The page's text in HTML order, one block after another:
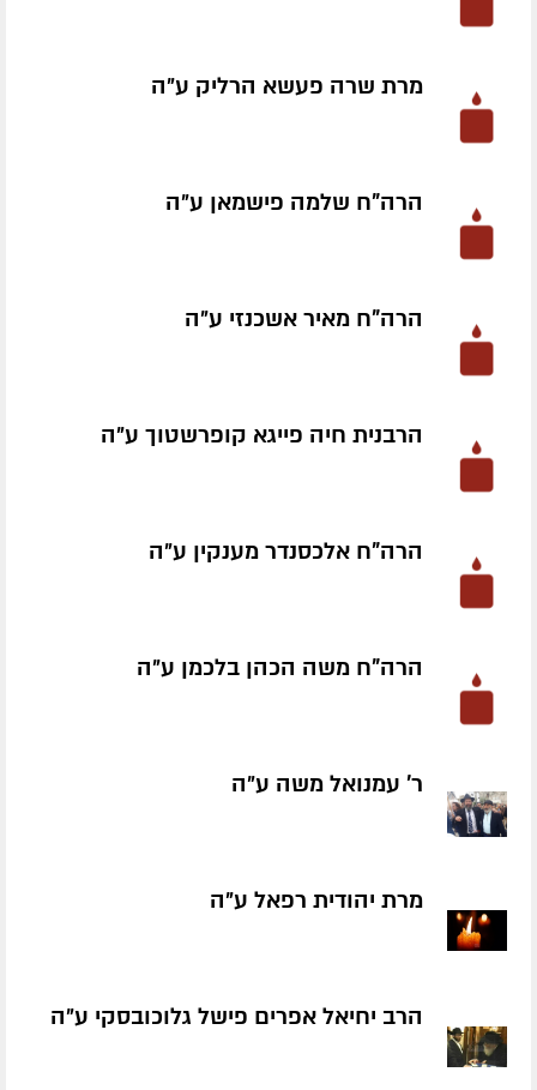
מרת שרה פעשא הרליק ע״ה
הרה"ח שלמה פישמאן ע״ה
הרה"ח מאיר אשכנזי ע״ה
הרבנית חיה פייגא קופרשטוך ע״ה
הרה"ח אלכסנדר מענקין ע״ה
הרה"ח משה הכהן בלכמן ע״ה
ר' עמנואל משה ע״ה
מרת יהודית רפאל ע״ה
הרב יחיאל אפרים פישל גלוכובסקי ע״ה